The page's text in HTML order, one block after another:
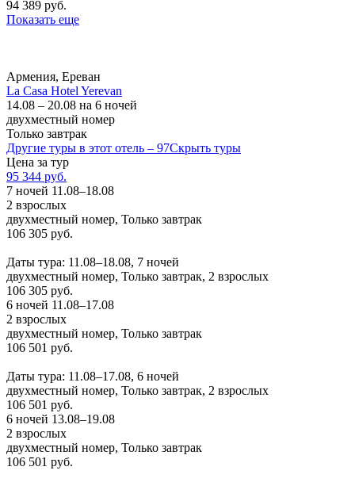
94 389 руб.
Показать еще
Армения, Ереван
La Casa Hotel Yerevan
14.08 – 20.08 на 6 ночей
двухместный номер
Только завтрак
Другие туры в этот отель – 97Скрыть туры
Цена за тур
95 344 руб.
7 ночей 11.08–18.08
2 взрослых
двухместный номер, Только завтрак
106 305 руб.
Даты тура: 11.08–18.08, 7 ночей
двухместный номер, Только завтрак, 2 взрослых
106 305 руб.
6 ночей 11.08–17.08
2 взрослых
двухместный номер, Только завтрак
106 501 руб.
Даты тура: 11.08–17.08, 6 ночей
двухместный номер, Только завтрак, 2 взрослых
106 501 руб.
6 ночей 13.08–19.08
2 взрослых
двухместный номер, Только завтрак
106 501 руб.